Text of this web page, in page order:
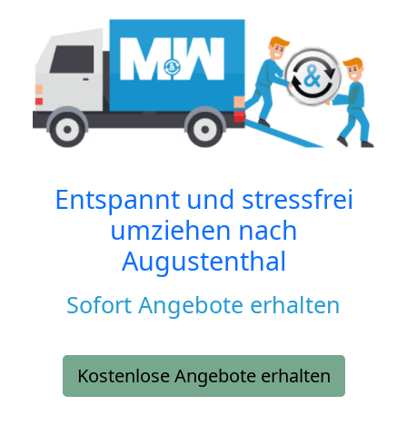
Entspannt und stressfrei
umziehen nach
Augustenthal
Sofort Angebote erhalten
Kostenlose Angebote erhalten